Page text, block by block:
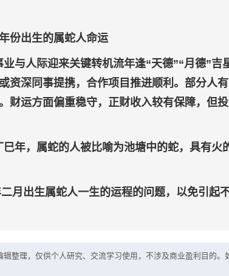
份出生的属蛇人命运
与人际迎来关键转机流年逢“天德”“月德”吉
资深同事提携，合作项目推进顺利。部分人
财运方面偏重稳守，正财收入较有保障，但
年，属蛇的人被比喻为池塘中的蛇，具有火
月出生属蛇人一生的运程的问题，以免引起
整理，仅供个人研究、交流学习使用，不涉及商业盈利目的。